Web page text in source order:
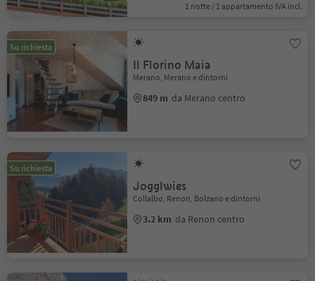
1 notte / 1 appartamento IVA incl.
Su richiesta
Il Florino Maia
Merano, Merano e dintorni
849 m da Merano centro
Su richiesta
Jogglwies
Collalbo, Renon, Bolzano e dintorni
3.2 km da Renon centro